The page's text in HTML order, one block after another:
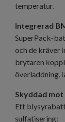
temperatur.
Integrerad
SuperPack-
och de kräver
brytaren
överladdning,
Skyddad
Ett
sulfatisering: